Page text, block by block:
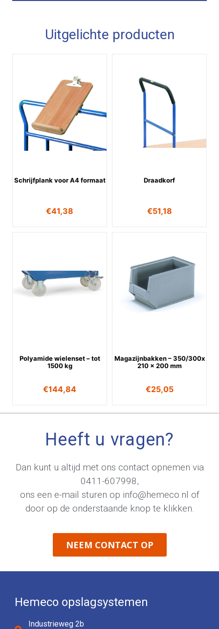
Uitgelichte producten
Schrijfplank voor A4 formaat
€41,38
Draadkorf
€51,18
Polyamide wielenset – tot
1500 kg
€144,84
Magazijnbakken – 350/300x
210 x 200 mm
€25,05
Heeft u vragen?
Dan kunt u altijd met ons contact opnemen via
0411-607998,
ons een e-mail sturen op info@hemeco.nl of
door op de onderstaande knop te klikken.
NEEM CONTACT OP
Hemeco opslagsystemen
Industrieweg 2b